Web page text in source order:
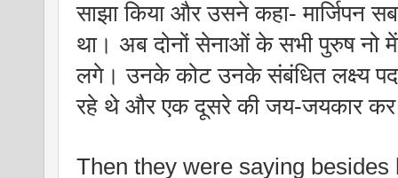
साझा किया और उसने कहा- मार्जिपन
था। अब दोनों सेनाओं के सभी पुरुष
लगे। उनके कोट उनके संबंधित लक्ष्य पद
रहे थे और एक दूसरे की जय-जयकार
Then they were saying